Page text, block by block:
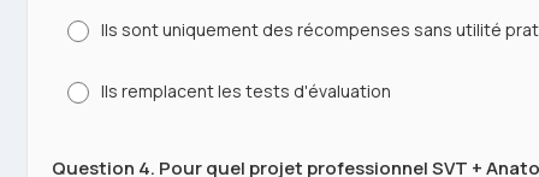
Ils sont uniquement des récompenses sans utilité
Ils remplacent les tests d'évaluation
Question 4. Pour quel projet professionnel SVT +